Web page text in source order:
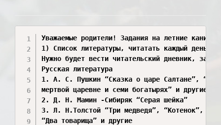
Уважаемые родители! Задания на летние
1) Список литературы, читатать каждый день
Нужно будет вести читательский дневник,
Русская литература
1. А. С. Пушкин “Сказка о царе Салтане”,
мертвой царевне и семи богатырях” и другие
2. Д. Н. Мамин -Сибиряк “Серая шейка”
3. Л. Н.Толстой “Три медведя”, “Котенок”,
“Два товарища” и другие